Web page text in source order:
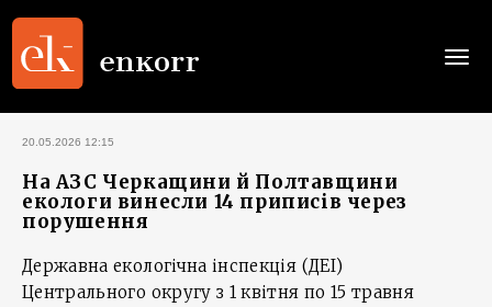
20.05.2026 12:15
На АЗС Черкащини й Полтавщини
екологи винесли 14 приписів через
порушення
Державна екологічна інспекція (ДЕІ)
Центрального округу з 1 квітня по 15 травня